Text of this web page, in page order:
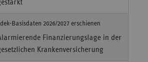
Basisdaten 2026/2027 erschienen
Finanzierungslage in der
Krankenversicherung